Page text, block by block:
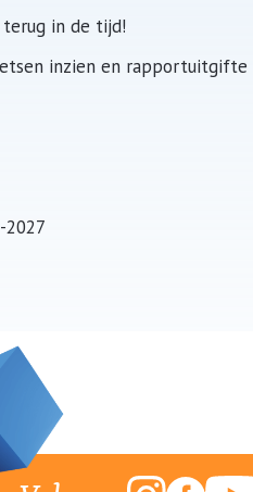
in de tijd!
inzien en rapportuitgifte
2027